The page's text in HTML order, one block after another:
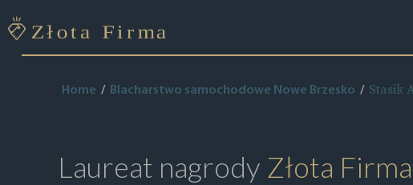
Home Blacharstwo samochodowe Nowe Brzesko Stasik
Laureat nagrody Złota Firma